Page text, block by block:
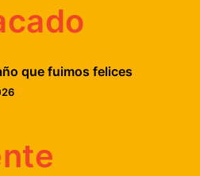
que fuimos felices